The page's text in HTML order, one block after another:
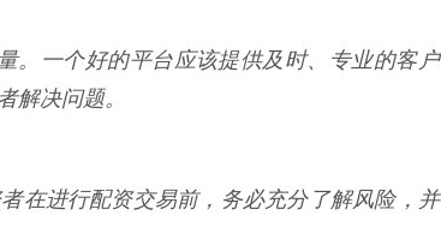
。一个好的平台应该提供及时、专业的客户
解决问题。
在进行配资交易前，务必充分了解风险，并